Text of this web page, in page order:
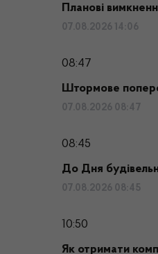
Планові
07.08.2026 14:06
08:47
Штормове
07.08.2026 08:47
08:45
До Дня
07.08.2026 08:45
10:50
Як отримати